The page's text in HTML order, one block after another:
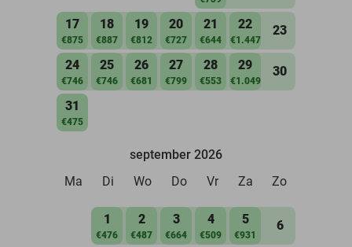
17
€875
18
€887
19
€812
20
€727
21
€644
22
€1.447
23
24
€746
25
€746
26
€681
27
€799
28
€553
29
€1.049
30
31
€475
september 2026
Ma
Di Wo Do Vr Za Zo
1
€476
2
€487
3
€664
4
€509
5
€931
6